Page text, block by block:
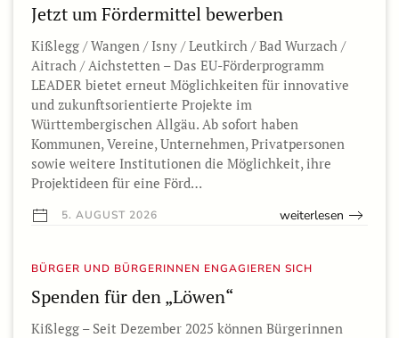
Jetzt um Fördermittel bewerben
Kißlegg / Wangen / Isny / Leutkirch / Bad Wurzach /
Aitrach / Aichstetten – Das EU-Förderprogramm
LEADER bietet erneut Möglichkeiten für innovative
und zukunftsorientierte Projekte im
Württembergischen Allgäu. Ab sofort haben
Kommunen, Vereine, Unternehmen, Privatpersonen
sowie weitere Institutionen die Möglichkeit, ihre
Projektideen für eine Förd…
5. AUGUST 2026 weiterlesen
BÜRGER UND BÜRGERINNEN ENGAGIEREN SICH
Spenden für den „Löwen“
Kißlegg – Seit Dezember 2025 können Bürgerinnen